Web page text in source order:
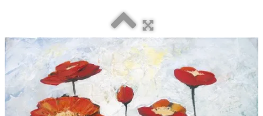
L'artiste ▼
Galeries▼
Vente▼